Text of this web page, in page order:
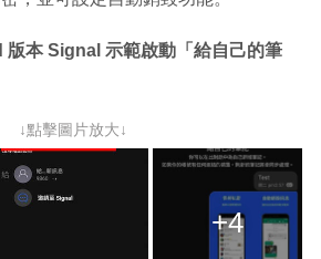
版本 Signal 示範啟動「給自己的筆
↓點擊圖片放大↓
+4